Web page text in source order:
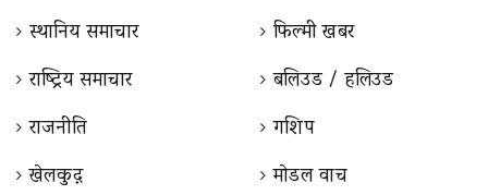
स्थानिय समाचार
राष्ट्रिय समाचार
राजनीति
खेलकुद़़
फिल्मी खबर
बलिउड / हलिउड
गशिप
माेडल वाच